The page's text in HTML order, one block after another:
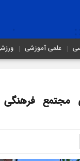
علمی آموزشی
مجتمع